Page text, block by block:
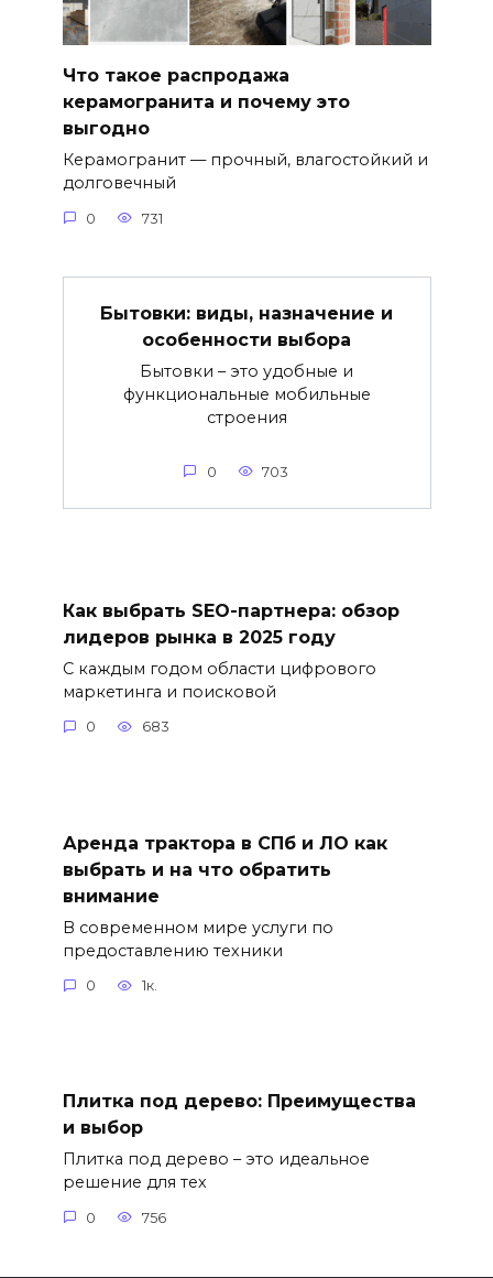
Что такое распродажа
керамогранита и почему это
выгодно
Керамогранит — прочный, влагостойкий и
долговечный
0 731
Бытовки: виды, назначение и
особенности выбора
Бытовки – это удобные и
функциональные мобильные
строения
0 703
Как выбрать SEO-партнера: обзор
лидеров рынка в 2025 году
С каждым годом области цифрового
маркетинга и поисковой
0 683
Аренда трактора в СПб и ЛО как
выбрать и на что обратить
внимание
В современном мире услуги по
предоставлению техники
0 1к.
Плитка под дерево: Преимущества
и выбор
Плитка под дерево – это идеальное
решение для тех
0 756